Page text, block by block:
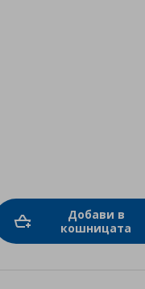
Добави в
кошницата